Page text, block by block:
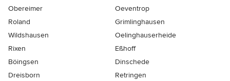
Obereimer
Oeventrop
Roland
Grimlinghausen
Wildshausen
Oelinghauserheide
Rixen
Eßhoff
Böingsen
Dinschede
Dreisborn
Retringen